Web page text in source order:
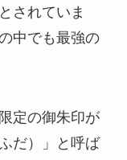
されていま
中でも最強の
定の御朱印が
だ）」と呼ば